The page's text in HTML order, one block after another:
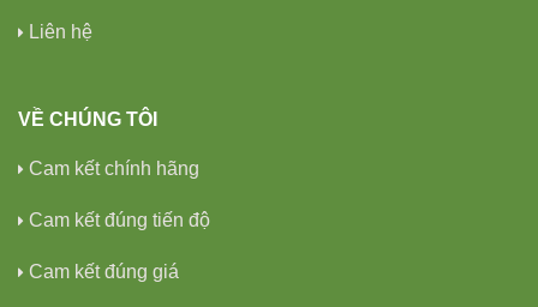
Liên hệ
VỀ CHÚNG TÔI
Cam kết chính hãng
Cam kết đúng tiến độ
Cam kết đúng giá